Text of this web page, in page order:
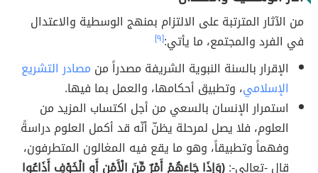
من الآثار المترتبة على الالتزام بمنهج الوسطية والاعتدال
في الفرد والمجتمع، ما يأتي:[٩]
الإقرار بالسنة النبوية الشريفة مصدراً من مصادر التشريع
الإسلامي، وتطبيق أحكامها، والعمل بما فيها.
استمرار الإنسان بالسعي من أجل اكتساب المزيد من
العلوم، فلا يصل لمرحلة يظنّ أنّه قد أكمل العلوم دراسةً
وفهماً وتطبيقاً، وهو ما يقع فيه المغالون المتطرفون،
قال -تعالى-:(وَإِذَا جَاءَهُمْ أَمْرٌ مِّنَ الْأَمْنِ أَوِ الْخَوْفِ أَذَاعُوا